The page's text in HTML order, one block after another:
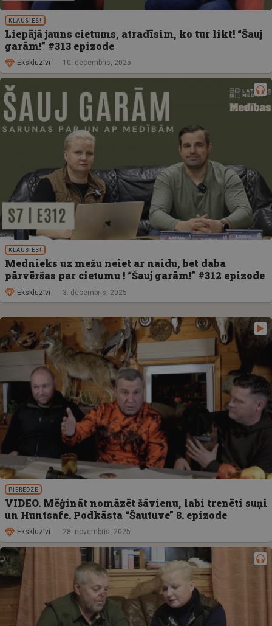
KLAUSIES!
Liepājā jauns cietums, atradīsim, ko tur likt! “Šauj
garām!” #313 epizode
Ekskluzīvi 10. decembris, 2025
KLAUSIES!
Mednieks uz mežu neiet ar naidu, bet daba
pārvēršas par cietumu ! “Šauj garām!” #312 epizode
Ekskluzīvi 3. decembris, 2025
PIEREDZE
VIDEO. Mēģināt nomāzēt šāvienu, labi trenēti suņi
un Huntsafe. Podkāsta “Šautuve” 8. epizode
Ekskluzīvi 28. novembris, 2025